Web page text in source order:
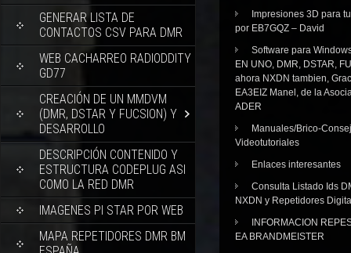
GENERAR LISTA DE
CONTACTOS CSV PARA DMR
WEB CACHARREO RADIODDITY
GD77
CREACIÓN DE UN MMDVM
(DMR, DSTAR Y FUCSION) Y
DESARROLLO
DESCRIPCIÓN CONTENIDO Y
ESTRUCTURA CODEPLUG ASI
COMO LA RED DMR
IMAGENES PI STAR POR WEB
MAPA REPETIDORES DMR BM
Impresiones 3D para
por EB7GQZ – David
Software para
EN UNO, DMR, DSTAR,
ahora NXDN tambien,
EA3EIZ Manel, de la
ADER
Manuales/Brico-
Videotutoriales
Enlaces interesantes
Consulta Listado Ids
NXDN y Repetidores
INFORMACION
EA BRANDMEISTER